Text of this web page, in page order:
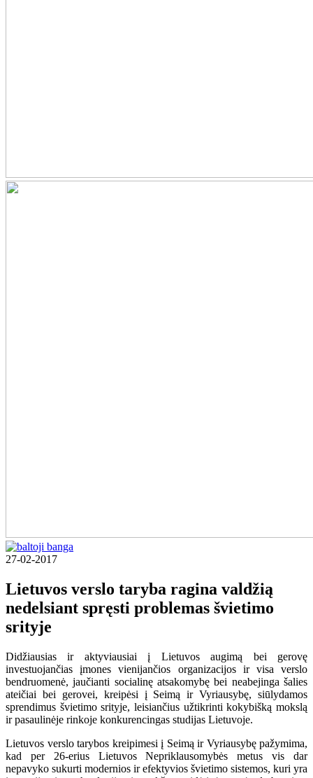
27-02-2017
Lietuvos verslo taryba ragina valdžią
nedelsiant spręsti problemas švietimo
srityje
Didžiausias ir aktyviausiai į Lietuvos augimą bei gerovę
investuojančias įmones vienijančios organizacijos ir visa verslo
bendruomenė, jaučianti socialinę atsakomybę bei neabejinga šalies
ateičiai bei gerovei, kreipėsi į Seimą ir Vyriausybę, siūlydamos
sprendimus švietimo srityje, leisiančius užtikrinti kokybišką mokslą
ir pasaulinėje rinkoje konkurencingas studijas Lietuvoje.
Lietuvos verslo tarybos kreipimesi į Seimą ir Vyriausybę pažymima,
kad per 26-erius Lietuvos Nepriklausomybės metus vis dar
nepavyko sukurti modernios ir efektyvios švietimo sistemos, kuri yra